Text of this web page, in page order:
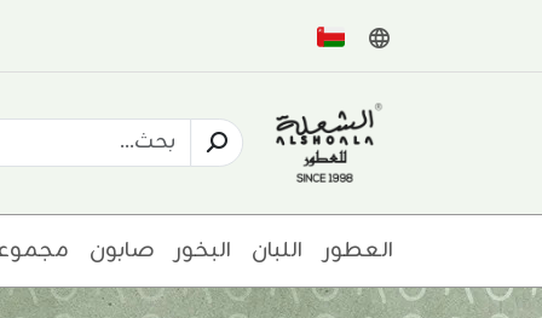
العطور اللبان البخور صابون